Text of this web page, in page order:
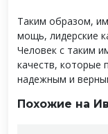
Таким образом,
мощь, лидерские
Человек с таким
качеств, которые
надежным и
Похожие на